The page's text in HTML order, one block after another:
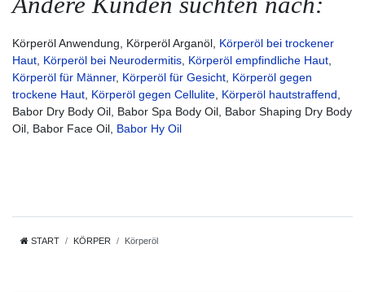
Körperöl Anwendung, Körperöl Arganöl, Körperöl bei trockener
Haut Körperöl bei Neurodermitis Körperöl empfindliche Haut
Körperöl für Männer, Körperöl für Gesicht Körperöl gegen
trockene Haut Körperöl gegen Cellulite Körperöl hautstraffend
Babor Dry Body Oil, Babor Spa Body Oil, Babor Shaping Dry Body
Oil, Babor Face Oil, Babor Hy Oil
START KÖRPER Körperöl